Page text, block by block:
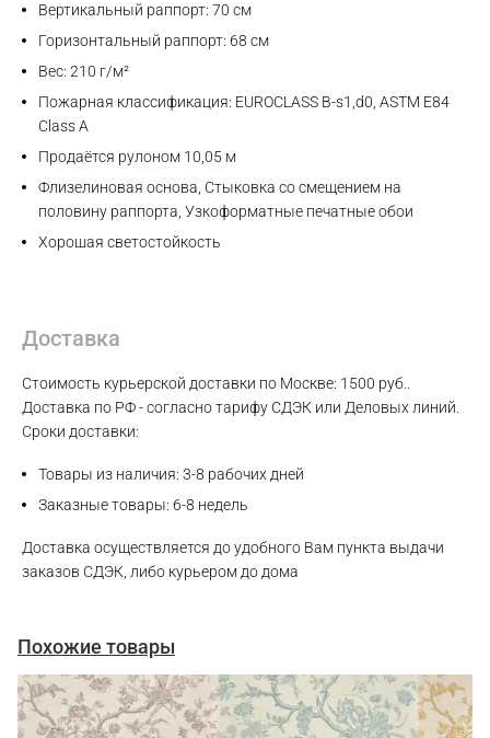
Вертикальный раппорт: 70 см
Горизонтальный раппорт: 68 см
Вес: 210 г/м²
Пожарная классификация: EUROCLASS B-s1,d0, ASTM E84
Class A
Продаётся рулоном 10,05 м
Флизелиновая основа, Стыковка со смещением на
половину раппорта, Узкоформатные печатные обои
Хорошая светостойкость
Доставка
Стоимость курьерской доставки по Москве: 1500 руб..
Доставка по РФ - согласно тарифу СДЭК или Деловых линий.
Сроки доставки:
Товары из наличия: 3-8 рабочих дней
Заказные товары: 6-8 недель
Доставка осуществляется до удобного Вам пункта выдачи
заказов СДЭК, либо курьером до дома
Похожие товары
Max
WhatsApp
Telegram